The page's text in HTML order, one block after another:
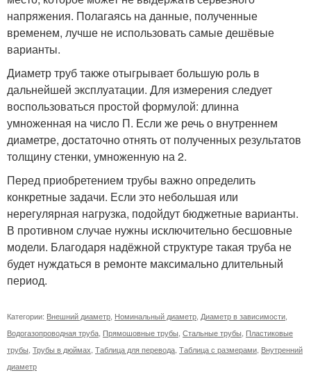
напряжения. Полагаясь на данные, полученные
временем, лучше не использовать самые дешёвые
варианты.
Диаметр труб также отыгрывает большую роль в
дальнейшей эксплуатации. Для измерения следует
воспользоваться простой формулой: длинна
умноженная на число П. Если же речь о внутреннем
диаметре, достаточно отнять от полученных результатов
толщину стенки, умноженную на 2.
Перед приобретением трубы важно определить
конкретные задачи. Если это небольшая или
нерегулярная нагрузка, подойдут бюджетные варианты.
В противном случае нужны исключительно бесшовные
модели. Благодаря надёжной структуре такая труба не
будет нуждаться в ремонте максимально длительный
период.
Категории: Внешний диаметр, Номинальный диаметр, Диаметр в зависимости,
Водогазопроводная труба, Прямошовные трубы, Стальные трубы, Пластиковые
трубы, Трубы в дюймах, Таблица для перевода, Таблица с размерами, Внутренний
диаметр